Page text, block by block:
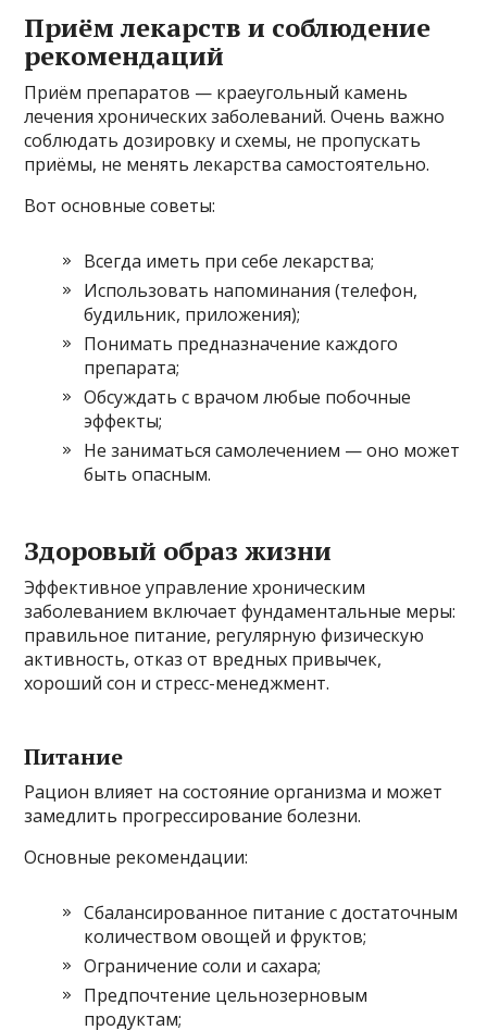
Приём лекарств и соблюдение
рекомендаций
Приём препаратов — краеугольный камень
лечения хронических заболеваний. Очень важно
соблюдать дозировку и схемы, не пропускать
приёмы, не менять лекарства самостоятельно.
Вот основные советы:
Всегда иметь при себе лекарства;
Использовать напоминания (телефон,
будильник, приложения);
Понимать предназначение каждого
препарата;
Обсуждать с врачом любые побочные
эффекты;
Не заниматься самолечением — оно может
быть опасным.
Здоровый образ жизни
Эффективное управление хроническим
заболеванием включает фундаментальные меры:
правильное питание, регулярную физическую
активность, отказ от вредных привычек,
хороший сон и стресс-менеджмент.
Питание
Рацион влияет на состояние организма и может
замедлить прогрессирование болезни.
Основные рекомендации:
Сбалансированное питание с достаточным
количеством овощей и фруктов;
Ограничение соли и сахара;
Предпочтение цельнозерновым
продуктам;